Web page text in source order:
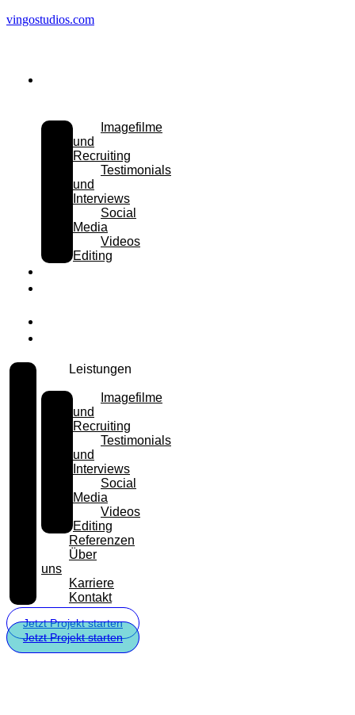
vingostudios.com
Imagefilme
und
Recruiting
Testimonials
und
Interviews
Social
Media
Videos
Editing
Leistungen
Imagefilme
und
Recruiting
Testimonials
und
Interviews
Social
Media
Videos
Editing
Referenzen
Über
uns
Karriere
Kontakt
Jetzt Projekt starten
Jetzt Projekt starten